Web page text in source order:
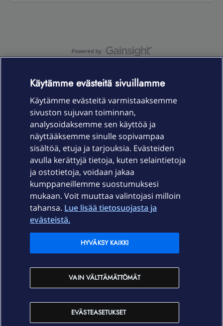
Laitteet & liittymät
Palvelut
Ajankohtaista
Elisa Oyj
In English
Käytämme evästeitä sivuillamme
Käytämme evästeitä varmistaaksemme
sivuston sujuvan toiminnan,
analysoidaksemme sen käyttöä ja
näyttääksemme sinulle sopivampaa
sisältöä, etuja ja tarjouksia. Evästeiden
avulla kerättyjä tietoja, kuten selaintietoja
ja ostotietoja, voidaan jakaa
kumppaneillemme suostumuksesi
mukaan. Voit muuttaa valintojasi milloin
tahansa. Lue lisää tietosuojasta ja
evästeistä.
EVÄSTEASETUKSET
VAIN VÄLTTÄMÄTTÖMÄT
HYVÄKSY KAIKKI